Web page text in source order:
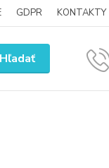
GDPR KONTAKTY
Hľadať